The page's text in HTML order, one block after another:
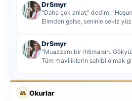
DrSmyr
"Daha çok anlat," dedim.
Elimden gelse, seninle sekiz
DrSmyr
"Muazzam bir ihtimalsin.
Tüm maviliklerin sahibi olmak
👥 Okurlar